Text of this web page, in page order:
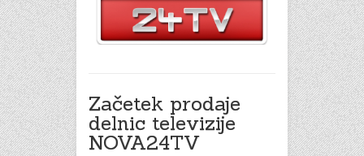
Začetek prodaje
delnic televizije
NOVA24TV